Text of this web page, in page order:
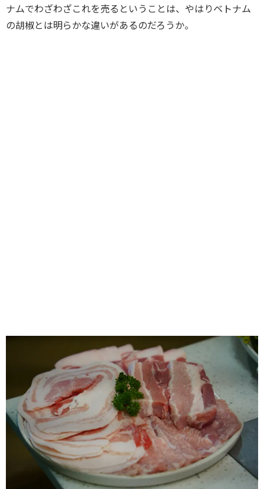
ナムでわざわざこれを売るということは、やはりベトナム
の胡椒とは明らかな違いがあるのだろうか。